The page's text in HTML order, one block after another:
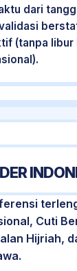
dari
(tanpa libur
Cuti
Hijriah,